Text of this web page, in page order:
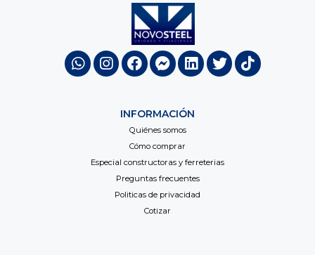
INFORMACIÓN
Quiénes somos
Cómo comprar
Especial constructoras y ferreterias
Preguntas frecuentes
Politicas de privacidad
Cotizar